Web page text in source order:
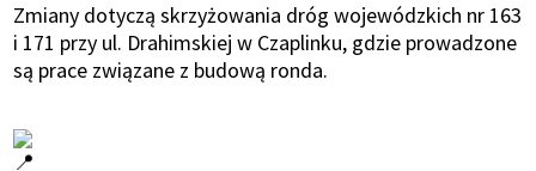
Zmiany dotyczą skrzyżowania dróg wojewódzkich nr 163
i 171 przy ul. Drahimskiej w Czaplinku, gdzie prowadzone
są prace związane z budową ronda.